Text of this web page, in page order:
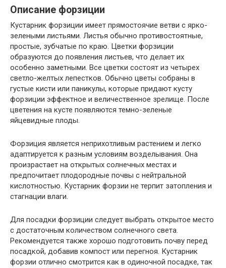
Описание форзиции
Кустарник форзиции имеет прямостоячие ветви с ярко-
зелеными листьями. Листья обычно противостоятные,
простые, зубчатые по краю. Цветки форзиции
образуются до появления листьев, что делает их
особенно заметными. Все цветки состоят из четырех
светло-желтых лепестков. Обычно цветы собраны в
густые кисти или паникулы, которые придают кусту
форзиции эффектное и величественное зрелище. После
цветения на кусте появляются темно-зеленые
яйцевидные плоды.
Форзиция является неприхотливым растением и легко
адаптируется к разным условиям возделывания. Она
произрастает на открытых солнечных местах и
предпочитает плодородные почвы с нейтральной
кислотностью. Кустарник форзии не терпит затопления и
стагнации влаги.
Для посадки форзиции следует выбрать открытое место
с достаточным количеством солнечного света.
Рекомендуется также хорошо подготовить почву перед
посадкой, добавив компост или перегноя. Кустарник
форзии отлично смотрится как в одиночной посадке, так